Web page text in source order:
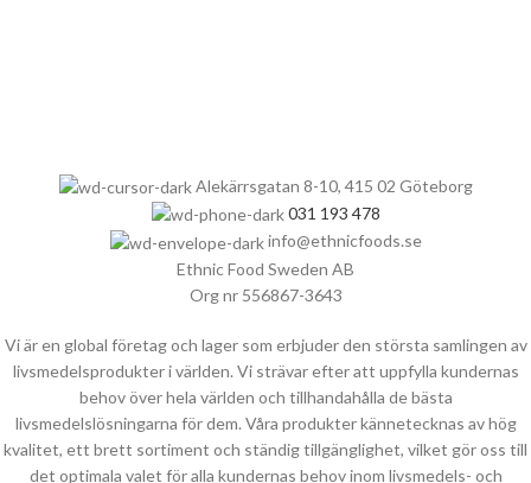
Alekärrsgatan 8-10, 415 02 Göteborg
031 193 478
info@ethnicfoods.se
Ethnic Food Sweden AB
Org nr 556867-3643
Vi är en global företag och lager som erbjuder den största samlingen av
livsmedelsprodukter i världen. Vi strävar efter att uppfylla kundernas
behov över hela världen och tillhandahålla de bästa
livsmedelslösningarna för dem. Våra produkter kännetecknas av hög
kvalitet, ett brett sortiment och ständig tillgänglighet, vilket gör oss till
det optimala valet för alla kundernas behov inom livsmedels- och